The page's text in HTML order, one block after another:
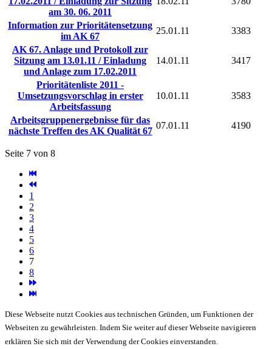
am 30. 06. 2011
Information zur Prioritätensetzung
im AK 67
25.01.11
3383
AK 67. Anlage und Protokoll zur
Sitzung am 13.01.11 / Einladung
und Anlage zum 17.02.2011
14.01.11 3417
Prioritätenliste 2011 -
Umsetzungsvorschlag in erster
Arbeitsfassung
10.01.11 3583
Arbeitsgruppenergebnisse für das
nächste Treffen des AK Qualität 67
07.01.11 4190
Seite 7 von 8
1
2
3
4
5
6
7
8
Diese Webseite nutzt Cookies aus technischen Gründen, um Funktionen der
Webseiten zu gewährleisten. Indem Sie weiter auf dieser Webseite navigieren
erklären Sie sich mit der Verwendung der Cookies einverstanden.